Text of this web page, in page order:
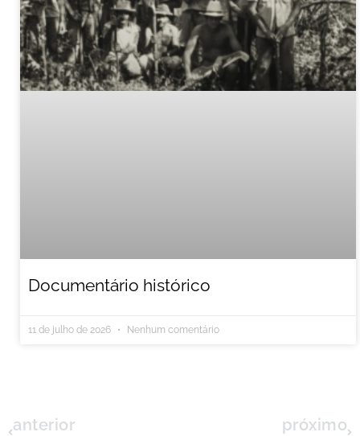
Documentário histórico
11 de julho de 2026 Nenhum comentário
anterior próximo